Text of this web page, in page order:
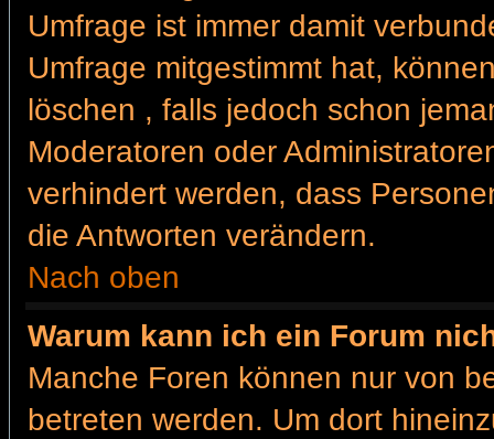
Umfrage ist immer damit
Umfrage mitgestimmt hat,
löschen , falls jedoch schon
Moderatoren oder
verhindert werden, dass
die Antworten verändern.
Nach oben
Warum kann ich ein Forum
Manche Foren können nur von
betreten werden. Um dort